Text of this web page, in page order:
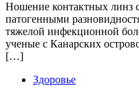
Ношение контактных линз
патогенными
тяжелой инфекционной
ученые с Канарских
[…]
Здоровье